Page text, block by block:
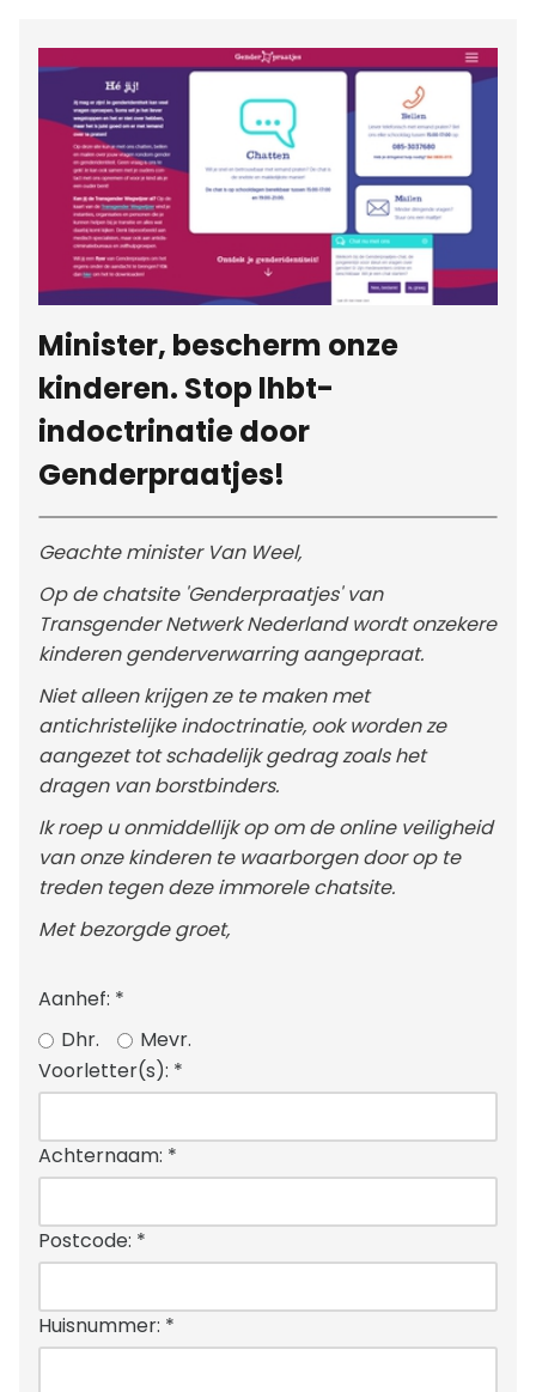
Minister, bescherm onze
kinderen. Stop lhbt-
indoctrinatie door
Genderpraatjes!
Geachte minister Van Weel,
Op de chatsite 'Genderpraatjes' van
Transgender Netwerk Nederland wordt onzekere
kinderen genderverwarring aangepraat.
Niet alleen krijgen ze te maken met
antichristelijke indoctrinatie, ook worden ze
aangezet tot schadelijk gedrag zoals het
dragen van borstbinders.
Ik roep u onmiddellijk op om de online veiligheid
van onze kinderen te waarborgen door op te
treden tegen deze immorele chatsite.
Met bezorgde groet,
Aanhef: *
Dhr.
Mevr.
Voorletter(s): *
Achternaam: *
Postcode: *
Huisnummer: *